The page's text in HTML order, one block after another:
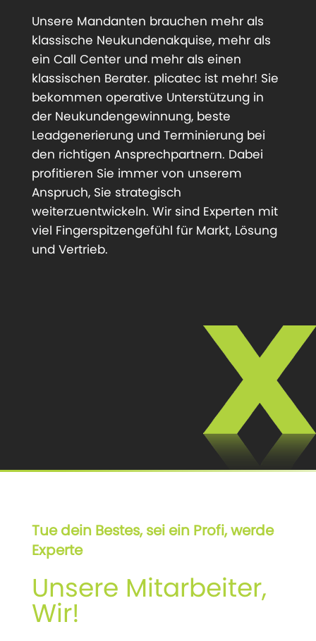
Unsere Mandanten brauchen mehr als
klassische Neukundenakquise, mehr als
ein Call Center und mehr als einen
klassischen Berater. plicatec ist mehr! Sie
bekommen operative Unterstützung in
der Neukundengewinnung, beste
Leadgenerierung und Terminierung bei
den richtigen Ansprechpartnern. Dabei
profitieren Sie immer von unserem
Anspruch, Sie strategisch
weiterzuentwickeln. Wir sind Experten mit
viel Fingerspitzengefühl für Markt, Lösung
und Vertrieb.
Tue dein Bestes, sei ein Profi, werde
Experte
Unsere Mitarbeiter,
Wir!